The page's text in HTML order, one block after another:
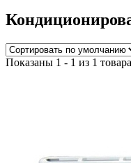
Показаны 1 - 1 из 1 товара